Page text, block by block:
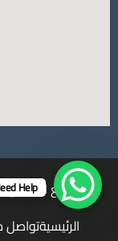
جميع
الرئيسيةتواصل
Help?